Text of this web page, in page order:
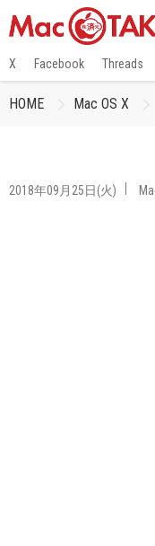
X Facebook Threads
HOME Mac OS X
2018年09月25日(火)